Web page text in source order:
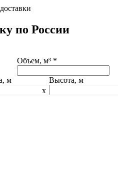
по России
Объем, м³ *
м
x
Высота, м